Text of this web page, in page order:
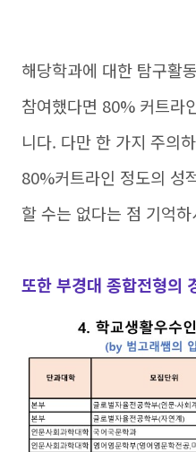
해당학과에 대한 탐구활
참여했다면 80% 커트라
니다. 다만 한 가지 주의
80%커트라인 정도의 성
할 수는 없다는 점 기억
또한 부경대 종합전형의